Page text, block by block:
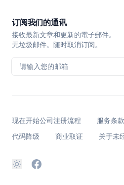
订阅我们的通讯
接收最新文章和更新的電子郵件。
无垃圾邮件。随时取消订阅。
请输入您的邮箱
现在开始公司注册流程 服务条款
代码降级
商业取证 关于未